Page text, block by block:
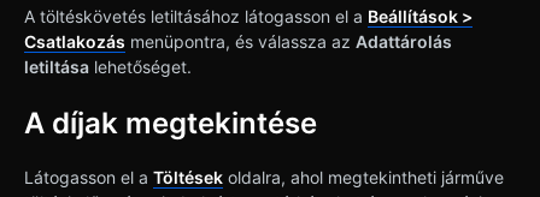
A töltéskövetés letiltásához látogasson el a Beállítások >
Csatlakozás menüpontra, és válassza az Adattárolás
letiltása lehetőséget.
A díjak megtekintése
Látogasson el a Töltések oldalra, ahol megtekintheti járműve